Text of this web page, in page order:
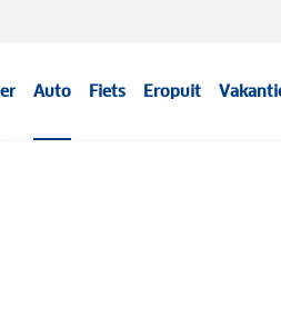
Auto Fiets Eropuit